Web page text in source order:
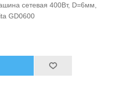
сетевая 400Вт, D=6мм,
GD0600